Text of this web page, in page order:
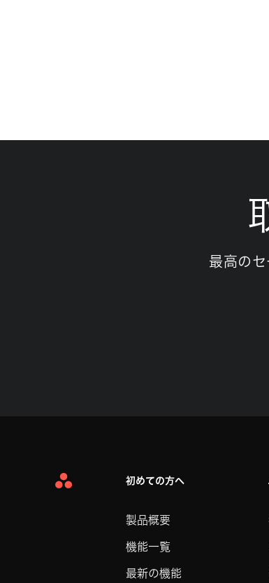
最高の
Asana
初めての方へ
製品概要
機能一覧
最新の機能